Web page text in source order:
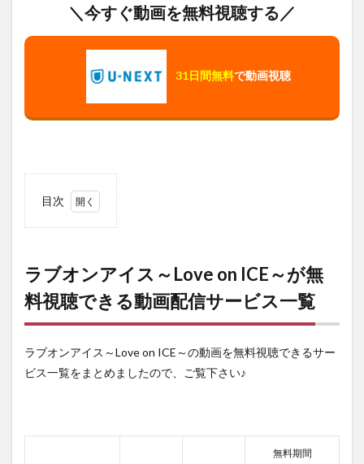
＼今すぐ動画を無料視聴する／
31日間無料で動画視聴
目次
アイ
ス～
Love
on
ICE
無料
視聴
ラブオンアイス～Love on ICE～が無
料視聴できる動画配信サービス一覧
ラブオンアイス～Love on ICE～の動画を無料視聴できるサー
ビス一覧をまとめましたので、ご覧下さい♪
無料期間